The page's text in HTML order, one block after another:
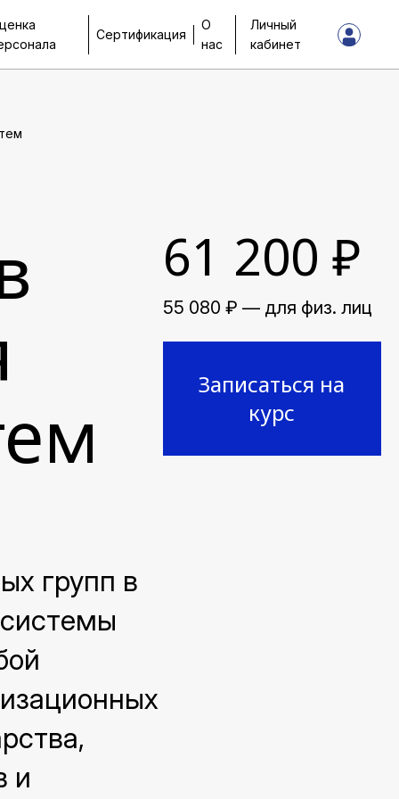
Сертификация
О
нас
Личный
кабинет
групп в
и
61 200 ₽
55 080 ₽ — для физ. лиц
Записаться на
курс